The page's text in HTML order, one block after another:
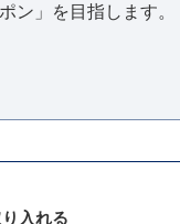
ン」を目指します。
入れる